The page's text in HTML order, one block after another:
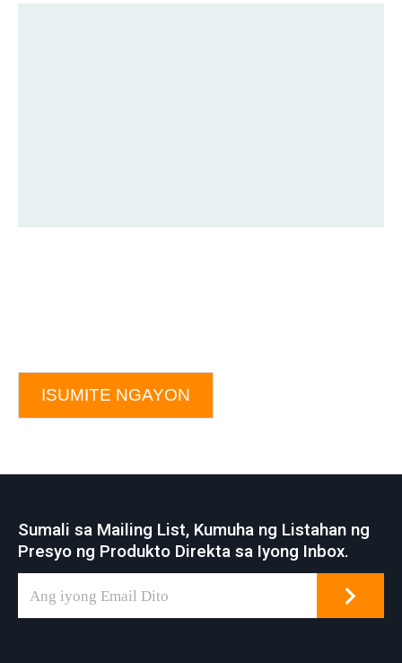
ISUMITE NGAYON
Sumali sa Mailing List, Kumuha ng Listahan ng
Presyo ng Produkto Direkta sa Iyong Inbox.